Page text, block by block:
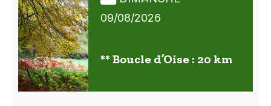
09/08/2026
** Boucle d’Oise : 20 km